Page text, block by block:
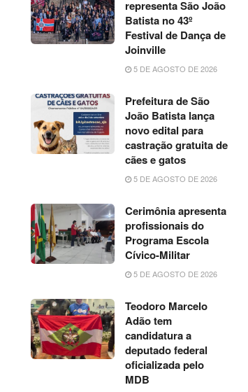
representa São João
Batista no 43º
Festival de Dança de
Joinville
5 DE AGOSTO DE 2026
Prefeitura de São
João Batista lança
novo edital para
castração gratuita de
cães e gatos
5 DE AGOSTO DE 2026
Cerimônia apresenta
profissionais do
Programa Escola
Cívico-Militar
5 DE AGOSTO DE 2026
Teodoro Marcelo
Adão tem
candidatura a
deputado federal
oficializada pelo
MDB